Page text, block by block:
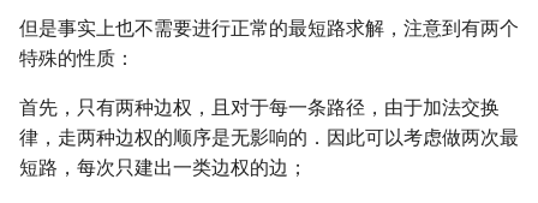
Min_25 筛
洲阁筛
但是事实上也不需要进行正常的最短路求解，注意到有两个
特殊的性质：
首先，只有两种边权，且对于每一条路径，由于加法交换
律，走两种边权的顺序是无影响的．因此可以考虑做两次最
短路，每次只建出一类边权的边；